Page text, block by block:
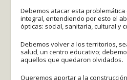
Debemos atacar esta problemática
integral, entendiendo por esto el
ópticas: social, sanitaria, cultural y
Debemos volver a los territorios,
salud, un centro educativo;
aquellos que quedaron olvidados.
Queremos aportar a la